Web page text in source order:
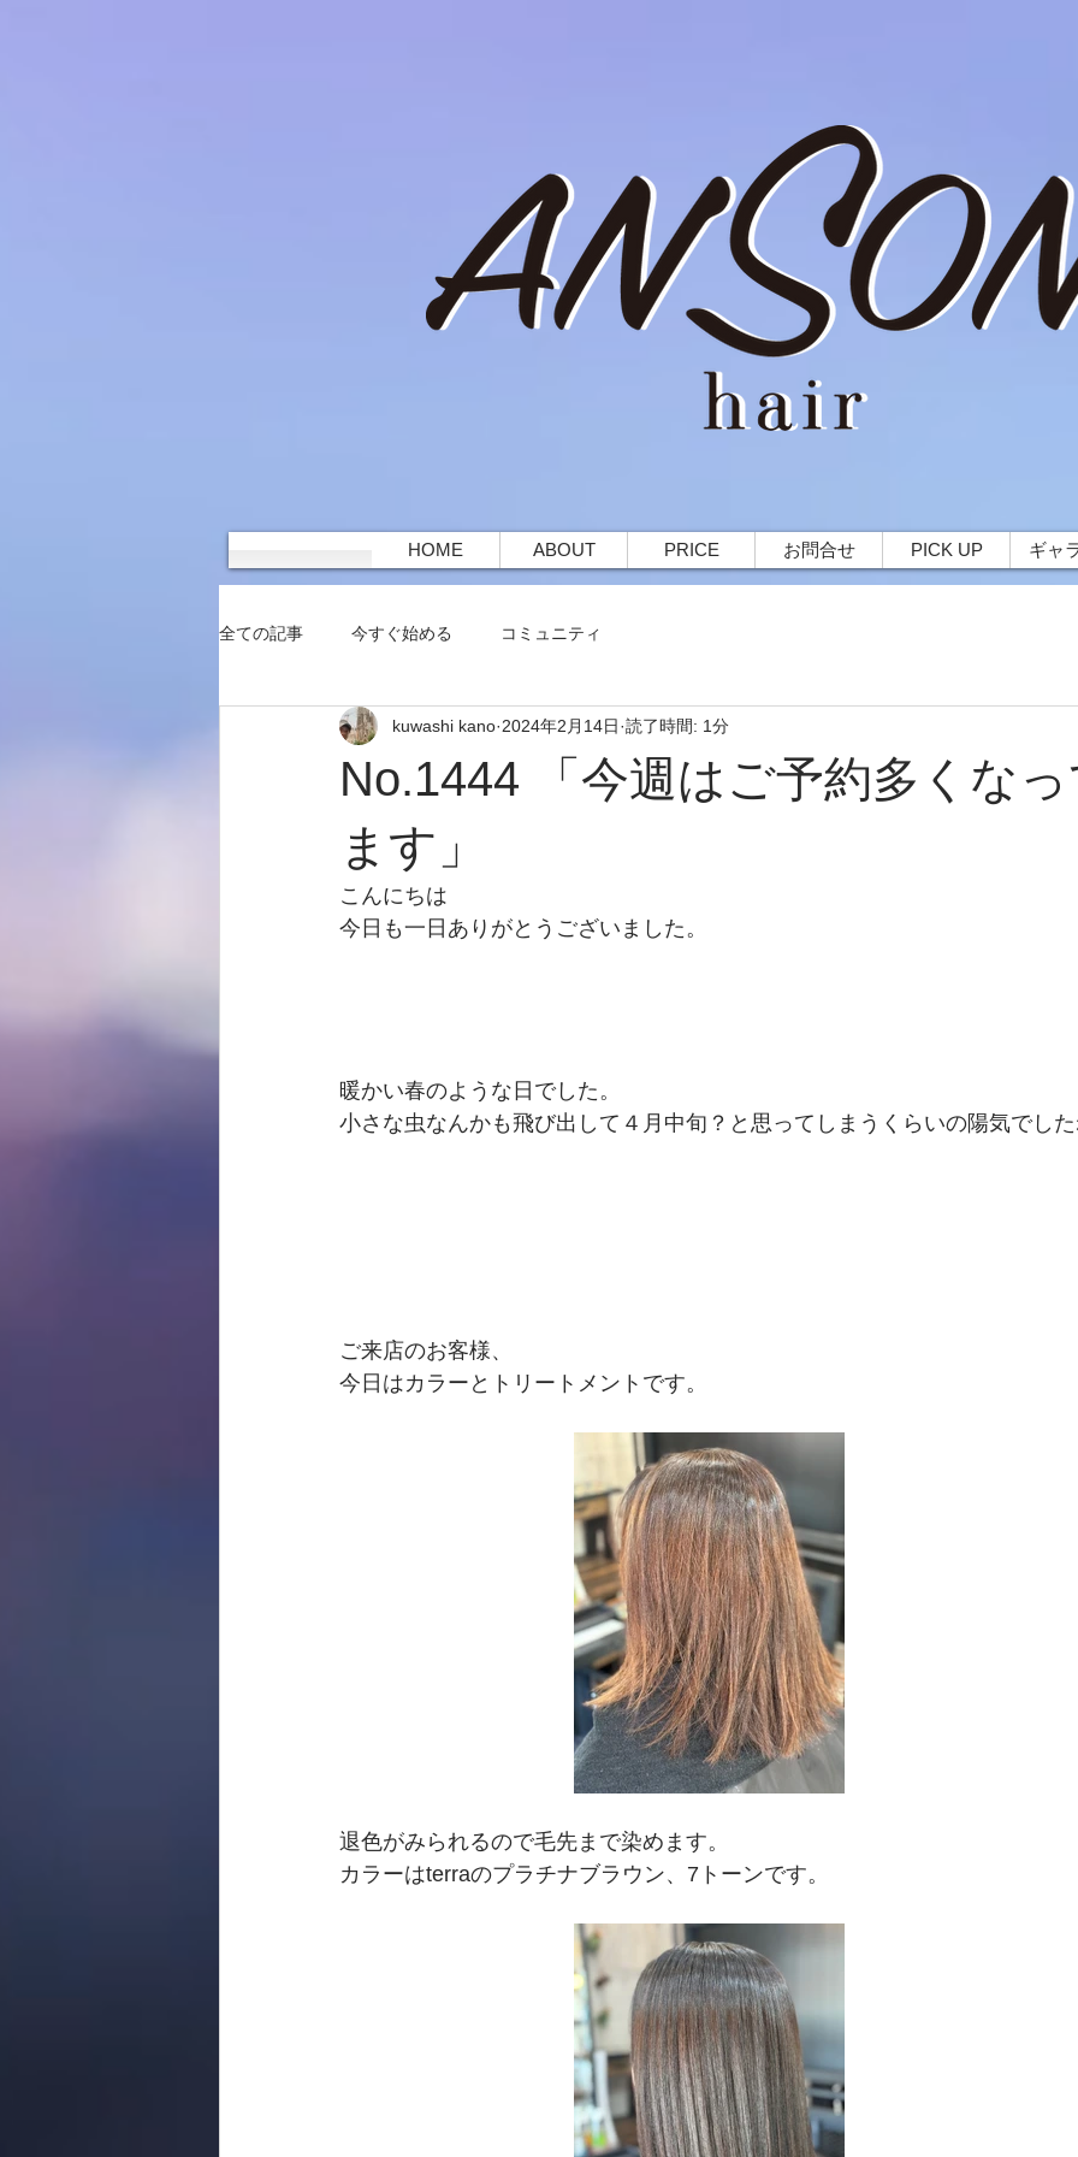
HOME ABOUT PRICE お問合せ PICK UP ギャ
全ての記事 今すぐ始める コミュニティ
No.1444 「今週はご予約多くな
ます」
kuwashi kano 2024年2月14日 読了時間: 1分
こんにちは
今日も一日ありがとうございました。
暖かい春のような日でした。
小さな虫なんかも飛び出して４月中旬？と思ってしまうくらいの陽気でし
ご来店のお客様、
今日はカラーとトリートメントです。
退色がみられるので毛先まで染めます。
カラーはterraのプラチナブラウン、7トーンです。